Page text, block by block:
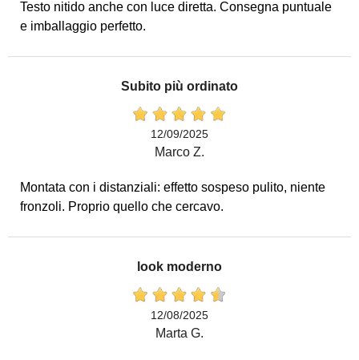
Testo nitido anche con luce diretta. Consegna puntuale
e imballaggio perfetto.
Subito più ordinato
12/09/2025
Marco Z.
Montata con i distanziali: effetto sospeso pulito, niente
fronzoli. Proprio quello che cercavo.
look moderno
12/08/2025
Marta G.